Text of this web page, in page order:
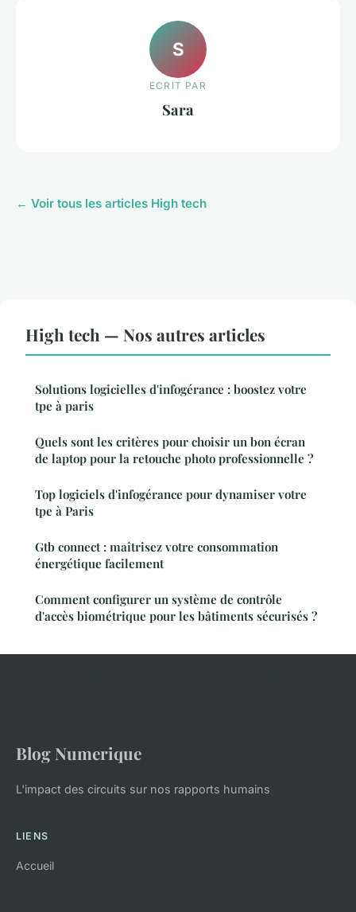
S
ECRIT PAR
Sara
← Voir tous les articles High tech
High tech — Nos autres articles
Solutions logicielles d'infogérance : boostez votre
tpe à paris
Quels sont les critères pour choisir un bon écran
de laptop pour la retouche photo professionnelle ?
Top logiciels d'infogérance pour dynamiser votre
tpe à Paris
Gtb connect : maîtrisez votre consommation
énergétique facilement
Comment configurer un système de contrôle
d'accès biométrique pour les bâtiments sécurisés ?
Blog Numerique
L'impact des circuits sur nos rapports humains
LIENS
Accueil